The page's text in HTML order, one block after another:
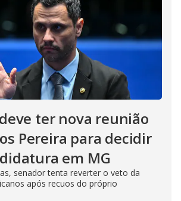
ter nova reunião
Pereira para decidir
em MG
senador tenta reverter o veto da
após recuos do próprio